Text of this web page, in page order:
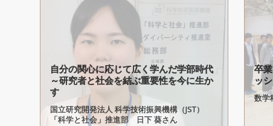
自分の関心に応じて広く学んだ学部時代
～研究者と社会を結ぶ重要性を今に生か
す
国立研究開発法人 科学技術振興機構（JST）
「科学と社会」推進部 日下 葵さん
卒
ッ
数学